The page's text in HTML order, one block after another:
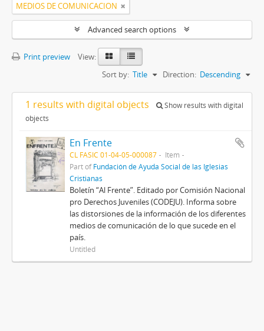
MEDIOS DE COMUNICACION
Advanced search options
Print preview
View:
Sort by: Title Direction: Descending
1 results with digital objects
Show results with digital
objects
En Frente
CL FASIC 01-04-05-000087
Item
Part ofFundación de Ayuda Social de las Iglesias
Cristianas
Boletín “Al Frente”. Editado por Comisión Nacional
pro Derechos Juveniles (CODEJU). Informa sobre
las distorsiones de la información de los diferentes
medios de comunicación de lo que sucede en el
país.
Untitled